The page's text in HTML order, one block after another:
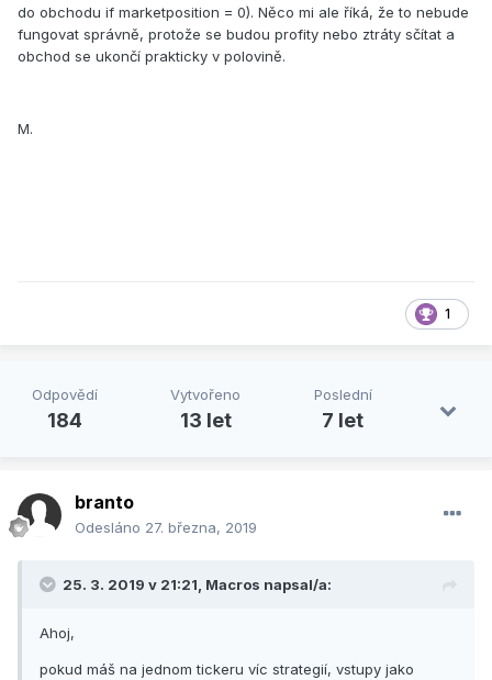
do obchodu if marketposition = 0). Něco mi ale říká, že to nebude
fungovat správně, protože se budou profity nebo ztráty sčítat a
obchod se ukončí prakticky v polovině.
M.
1
Odpovědí
184
Vytvořeno
13 let
Poslední
7 let
branto
Odesláno 27. března, 2019
25. 3. 2019 v 21:21, Macros napsal/a:
Ahoj,
pokud máš na jednom tickeru víc strategií, vstupy jako